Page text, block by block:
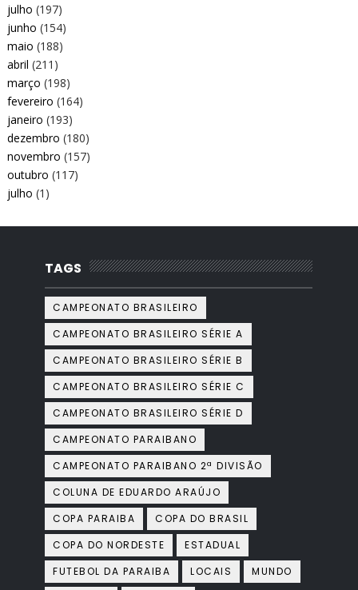
julho (197)
junho (154)
maio (188)
abril (211)
março (198)
fevereiro (164)
janeiro (193)
dezembro (180)
novembro (157)
outubro (117)
julho (1)
TAGS
CAMPEONATO BRASILEIRO
CAMPEONATO BRASILEIRO SÉRIE A
CAMPEONATO BRASILEIRO SÉRIE B
CAMPEONATO BRASILEIRO SÉRIE C
CAMPEONATO BRASILEIRO SÉRIE D
CAMPEONATO PARAIBANO
CAMPEONATO PARAIBANO 2ª DIVISÃO
COLUNA DE EDUARDO ARAÚJO
COPA PARAIBA
COPA DO BRASIL
COPA DO NORDESTE
ESTADUAL
FUTEBOL DA PARAIBA
LOCAIS
MUNDO